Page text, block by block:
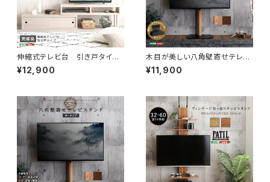
伸縮式テレビ台 引き戸タイ
プ SD-120EX
¥12,900
木目が美しい八角壁寄せテレビ
スタンドロータイプ専用 ハー
ドディスクホルダーセット OT
¥11,900